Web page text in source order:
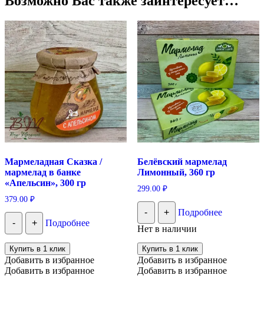
Мармеладная Сказка /
мармелад в банке
«Апельсин», 300 гр
379.00 ₽
- + Подробнее
Купить в 1 клик
Добавить в избранное
Добавить в избранное
Белёвский мармелад
Лимонный, 360 гр
299.00 ₽
- +
Подробнее
Нет в наличии
Купить в 1 клик
Добавить в избранное
Добавить в избранное